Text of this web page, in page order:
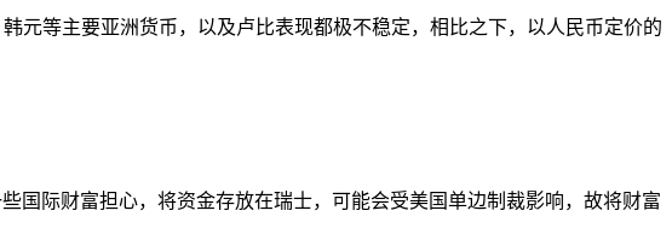
元等主要亚洲货币，以及卢比表现都极不稳定，相比之下，以人民币定价的
国际财富担心，将资金存放在瑞士，可能会受美国单边制裁影响，故将财富